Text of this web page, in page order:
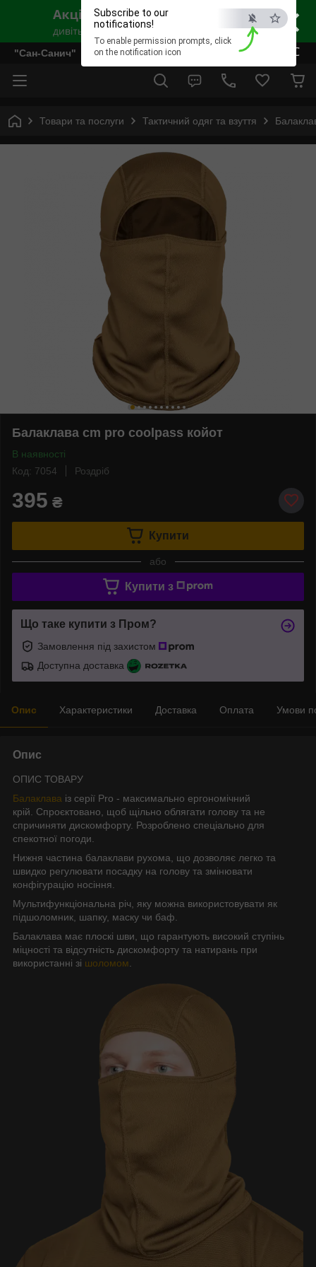
×
ESC
Subscribe to our
notifications!
To enable permission prompts, click
on the notification icon
"Сан-Санич"
Товари та послуги Тактичний одяг та взуття
Балаклава cm pro coolpass койот
В наявності
Код: 7054
Роздріб
395 ₴
Купити
або
Купити з
Що таке купити з Пром?
Замовлення під захистом
Доступна доставка
Опис Характеристики Доставка Оплата Умови
Опис
ОПИС ТОВАРУ
Балаклава із серії Pro - максимально ергономічний
крій. Спроєктовано, щоб щільно облягати голову та не
спричиняти дискомфорту. Розроблено спеціально для
спекотної погоди.
Нижня частина балаклави рухома, що дозволяє легко та
швидко регулювати посадку на голову та змінювати
конфігурацію носіння.
Мультифункціональна річ, яку можна використовувати як
підшоломник, шапку, маску чи баф.
Балаклава має плоскі шви, що гарантують високий ступінь
міцності та відсутність дискомфорту та натирань при
використанні зі шоломом